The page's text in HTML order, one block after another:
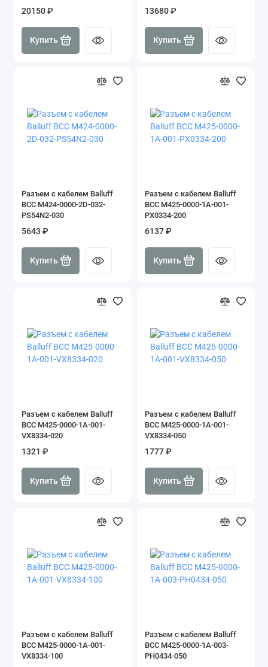
20150 ₽
Купить
13680 ₽
Купить
Разъем с кабелем Balluff
BCC M424-0000-2D-032-
PS54N2-030
5643 ₽
Купить
Разъем с кабелем Balluff
BCC M425-0000-1A-001-
PX0334-200
6137 ₽
Купить
Разъем с кабелем Balluff
BCC M425-0000-1A-001-
VX8334-020
1321 ₽
Купить
Разъем с кабелем Balluff
BCC M425-0000-1A-001-
VX8334-050
1777 ₽
Купить
Разъем с кабелем Balluff
BCC M425-0000-1A-001-
VX8334-100
Разъем с кабелем Balluff
BCC M425-0000-1A-003-
PH0434-050